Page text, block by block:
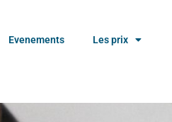
Evenements Les prix